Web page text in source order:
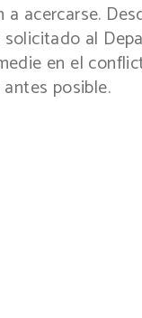
a acercarse.
solicitado al
en el
posible.